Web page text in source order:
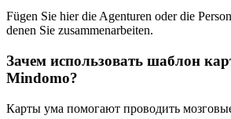
Fügen Sie hier die Agenturen oder die
denen Sie zusammenarbeiten.
Зачем использовать шаблон
Mindomo?
Карты ума помогают проводить